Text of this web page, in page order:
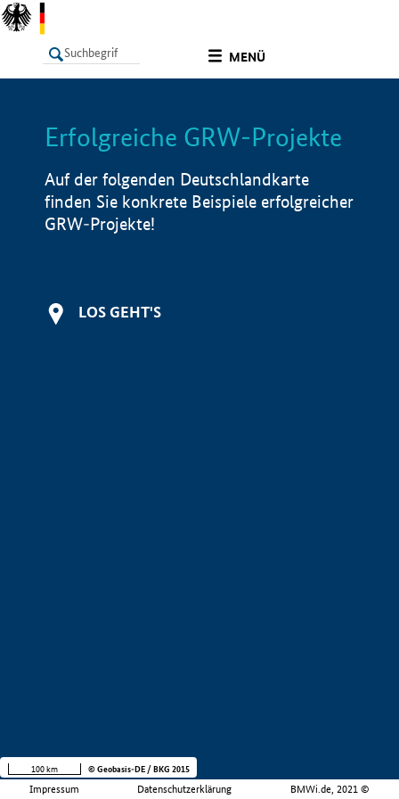
MENÜ
LISTE Info
Erfolgreiche GRW-Projekte
Auf der folgenden Deutschlandkarte
finden Sie konkrete Beispiele erfolgreicher
GRW-Projekte!
LOS GEHT'S
Impressum Datenschutzerklärung BMWi.de, 2021 ©
100 km © Geobasis-DE / BKG 2015